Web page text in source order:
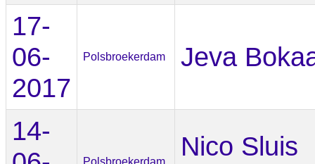
17-
06-
2017
Polsbroekerdam Jeva
14-
Polsbroekerdam
Nico Sluis